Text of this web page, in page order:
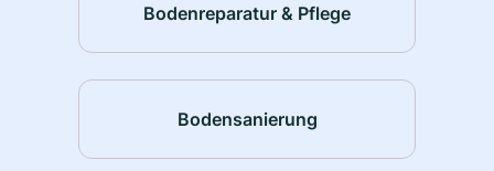
Bodenreparatur & Pflege
Bodensanierung